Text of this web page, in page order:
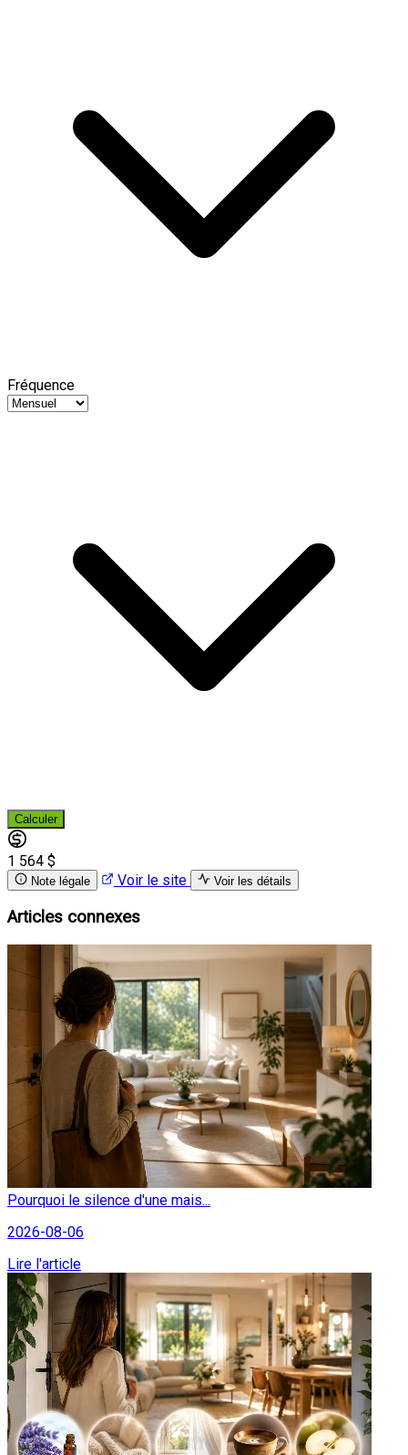
Fréquence
Calculer
1 564 $
Note légale Voir le site Voir les détails
Articles connexes
Pourquoi le silence d'une mais...
2026-08-06
Lire l'article